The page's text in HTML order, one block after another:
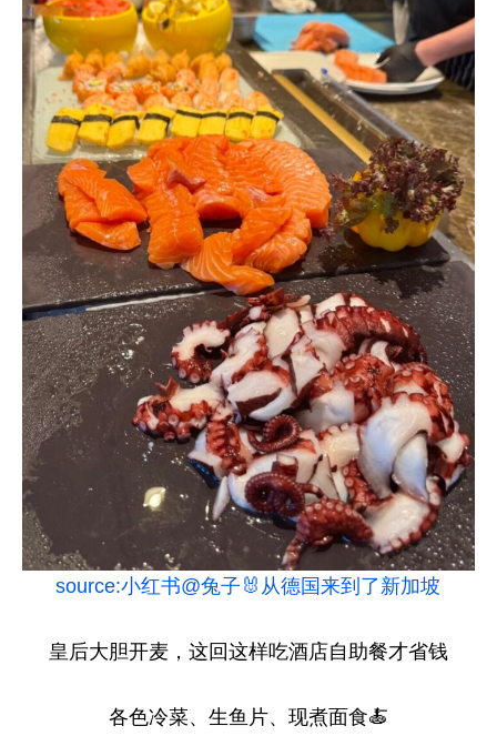
source:小红书@兔子🐰从德国来到了新加坡
皇后大胆开麦，这回这样吃酒店自助餐才省钱
各色冷菜、生鱼片、现煮面食🍝